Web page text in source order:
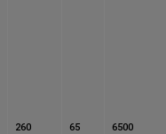
260 65 6500